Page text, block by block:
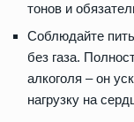
тонов и
Соблюдайте
без газа.
алкоголя – он
нагрузку на